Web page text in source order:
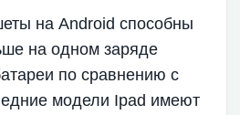
на Android способны
на одном заряде
по сравнению с
модели Ipad имеют